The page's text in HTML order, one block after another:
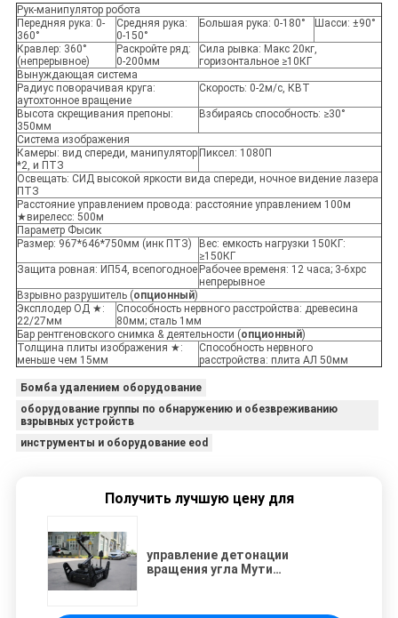
Рук-манипулятор робота
Передняя рука: 0-
360°
Средняя рука:
0-150°
Большая рука: 0-180° Шасси: ±90°
Кравлер: 360°
(непрерывное)
Раскройте ряд:
0-200мм
Сила рывка: Макс 20кг,
горизонтальное ≥10КГ
Вынуждающая система
Радиус поворачивая круга:
аутохтонное вращение
Скорость: 0-2м/с, КВТ
Высота скрещивания препоны:
350мм
Взбираясь способность: ≥30°
Система изображения
Камеры: вид спереди, манипулятор
*2, и ПТЗ
Пиксел: 1080П
Освещать: СИД высокой яркости вида спереди, ночное видение лазера
ПТЗ
Расстояние управлением провода: расстояние управлением 100м
★вирелесс: 500м
Параметр Фысик
Размер: 967*646*750мм (инк ПТЗ)
Вес: емкость нагрузки 150КГ:
≥150КГ
Защита ровная: ИП54, всепогодное Рабочее временя: 12 часа; 3-6хрс
непрерывное
Взрывно разрушитель (опционный)
Эксплодер ОД ★:
22/27мм
Способность нервного расстройства: древесина
80мм; сталь 1мм
Бар рентгеновского снимка & деятельности (опционный)
Толщина плиты изображения ★:
меньше чем 15мм
Способность нервного
расстройства: плита АЛ 50мм
Бомба удалением оборудование
оборудование группы по обнаружению и обезвреживанию
взрывных устройств
инструменты и оборудование eod
Получить лучшую цену для
управление детонации
вращения угла Мути